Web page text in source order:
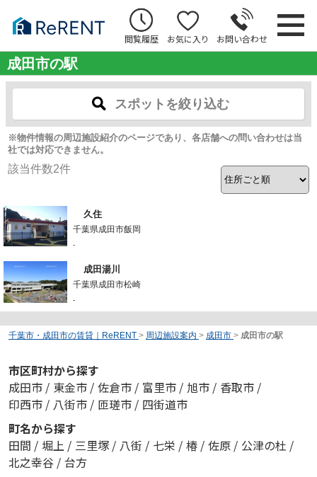
閲覧履歴 お気に入り お問い合わせ
成田市の駅
スポットを絞り込む
※物件情報の周辺施設紹介のページであり、各店舗への問い合わせは当
社では対応できません。
該当件数2件
久住
千葉県成田市飯岡
-
成田湯川
千葉県成田市松崎
-
千葉市・成田市の賃貸｜ReRENT > 周辺施設案内 > 成田市 > 成田市の駅
市区町村から探す
成田市 / 東金市 / 佐倉市 / 富里市 / 旭市 / 香取市 /
印西市 / 八街市 / 匝瑳市 / 四街道市
町名から探す
田間 / 堀上 / 三里塚 / 八街 / 七栄 / 椿 / 佐原 / 公津の杜 /
北之幸谷 / 台方